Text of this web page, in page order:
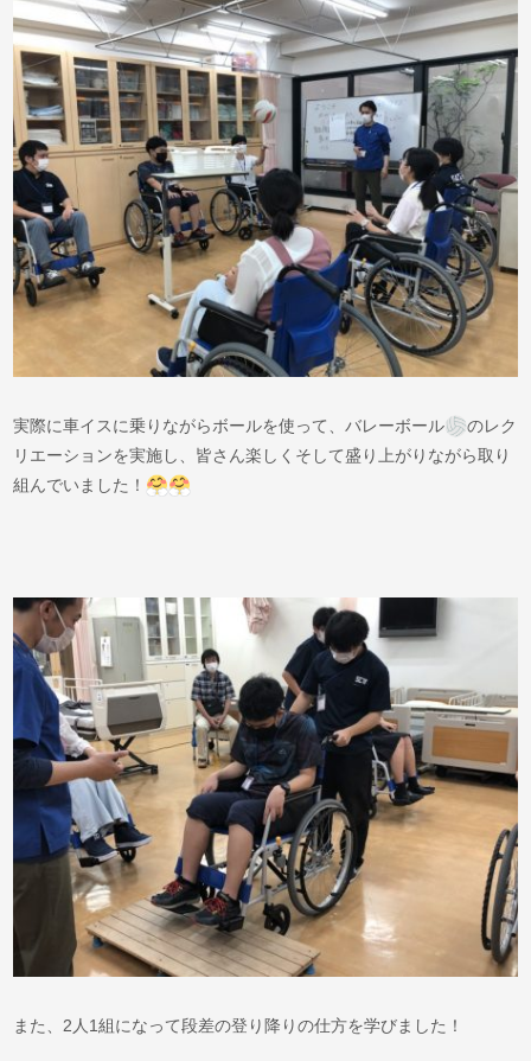
実際に車イスに乗りながらボールを使って、バレーボール
のレク
リエーションを実施し、皆さん楽しくそして盛り上がりながら取り
組んでいました！
また、2人1組になって段差の登り降りの仕方を学びました！